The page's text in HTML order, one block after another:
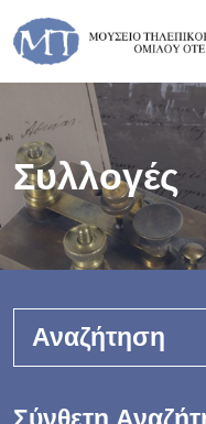
Συλλογές
Αναζήτηση